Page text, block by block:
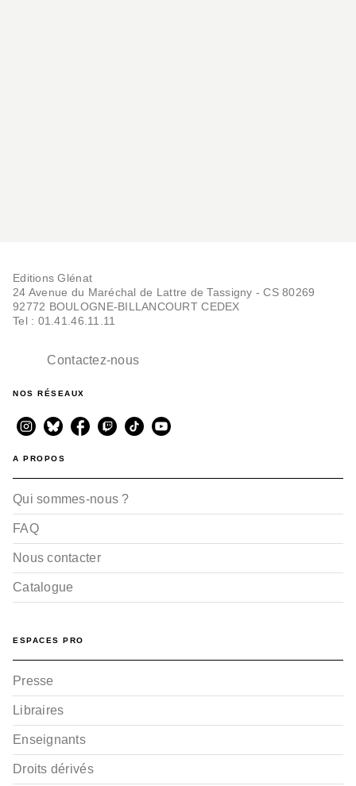
Editions Glénat
24 Avenue du Maréchal de Lattre de Tassigny - CS 80269
92772 BOULOGNE-BILLANCOURT CEDEX
Tel : 01.41.46.11.11
Contactez-nous
NOS RÉSEAUX
A PROPOS
Qui sommes-nous ?
FAQ
Nous contacter
Catalogue
ESPACES PRO
Presse
Libraires
Enseignants
Droits dérivés